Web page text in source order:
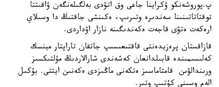
پ.پوروشەنكو ۋكراينا جاعى وق اتۋدى بەلگىلەنگەن ۋاقىتتا
توقتاتاتىنىنا سەندىرە وتىرىپ، ەكىنشى جاقتىڭ دا وسىلاي
ارەكەت ەتۋى قاجەت ەكەندىگىنە نازار اۋداردى.
قازاقستان پرەزيدەنتى قاقتىعىسىپ جاتقان تاراپتار مينسك
كەلىسىمىندە قابىلدانعان كەشەندى شارالاردىڭ مۇلتىكسىز
ورىندالۋىن قامتاماسىز ەتكەنى ماڭىزدى ەكەنىن ايتتى. بۇكىل
الەم وسىنى كۇتىپ وتىر.